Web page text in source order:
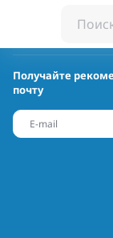
Получайте
почту